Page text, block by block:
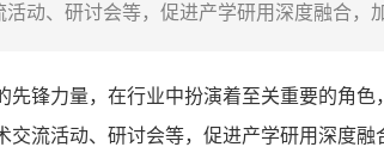
动、研讨会等，促进产学研用深度融合
先锋力量，在行业中扮演着至关重要的角
流活动、研讨会等，促进产学研用深度